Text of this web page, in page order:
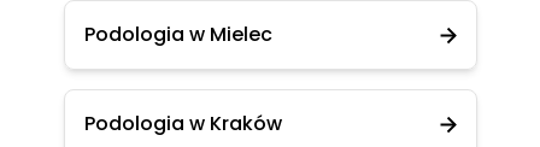
Podologia w Mielec
Podologia w Kraków